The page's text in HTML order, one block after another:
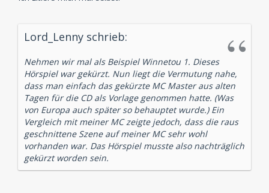
Lord_Lenny schrieb:
Nehmen wir mal als Beispiel Winnetou 1. Dieses
Hörspiel war gekürzt. Nun liegt die Vermutung nahe,
dass man einfach das gekürzte MC Master aus alten
Tagen für die CD als Vorlage genommen hatte. (Was
von Europa auch später so behauptet wurde.) Ein
Vergleich mit meiner MC zeigte jedoch, dass die raus
geschnittene Szene auf meiner MC sehr wohl
vorhanden war. Das Hörspiel musste also nachträglich
gekürzt worden sein.